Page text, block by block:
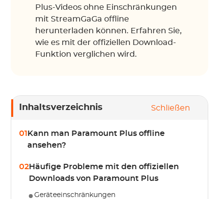
Plus-Videos ohne Einschränkungen
mit StreamGaGa offline
herunterladen können. Erfahren Sie,
wie es mit der offiziellen Download-
Funktion verglichen wird.
Inhaltsverzeichnis Schließen
01 Kann man Paramount Plus offline
ansehen?
02Häufige Probleme mit den offiziellen
Downloads von Paramount Plus
Geräteeinschränkungen